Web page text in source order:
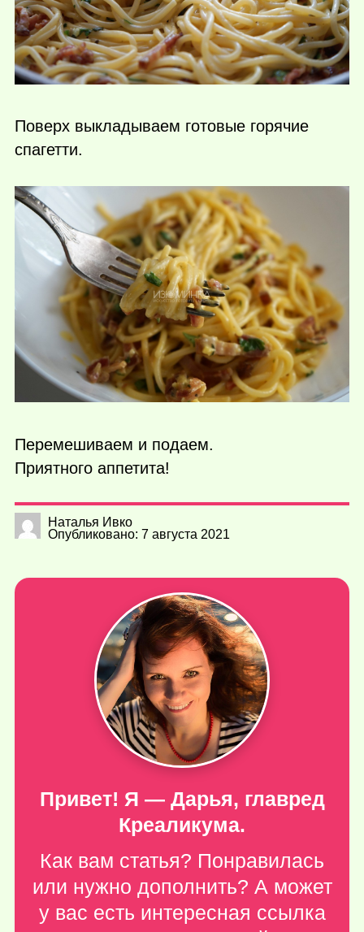
Поверх выкладываем готовые горячие
спагетти.
Перемешиваем и подаем.
Приятного аппетита!
Наталья Ивко
Опубликовано: 7 августа 2021
Привет! Я — Дарья, главред
Креаликума.
Как вам статья? Понравилась
или нужно дополнить? А может
у вас есть интересная ссылка